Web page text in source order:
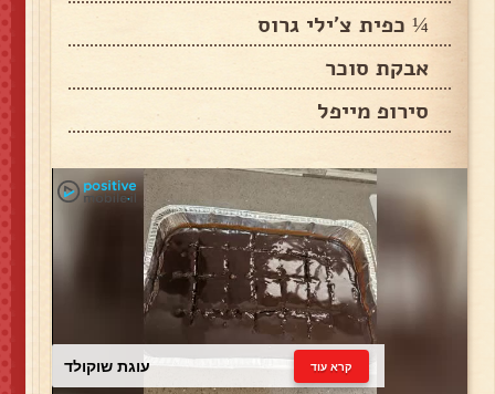
¼ כפית צ'ילי גרוס
אבקת סוכר
סירופ מייפל
עוגת שוקולד קרא עוד